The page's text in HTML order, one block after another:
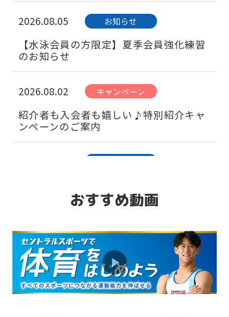
2026.08.05 お知らせ
【水泳会員の方限定】夏季会員強化練習
のお知らせ
2026.08.02 キャンペーン
紹介者も入会者も嬉しい♪特別紹介キャ
ンペーンのご案内
ご紹介！ 7月より日曜日クラス増設！
2026.08.02 お知らせ
ゴルフ・テニス・スカッシュスクールの
体験お申込はこちらから！！
おすすめ動画